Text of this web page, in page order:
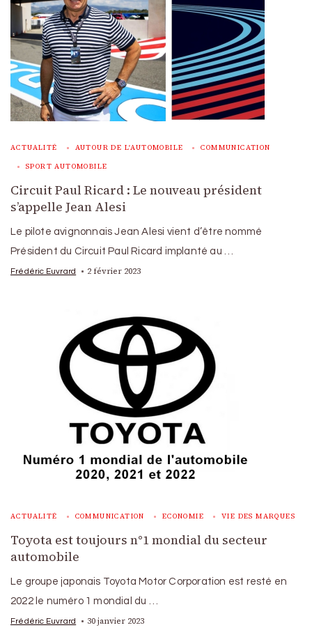
ACTUALITÉ AUTOUR DE L'AUTOMOBILE COMMUNICATION
SPORT AUTOMOBILE
Circuit Paul Ricard : Le nouveau président
s’appelle Jean Alesi
Le pilote avignonnais Jean Alesi vient d’être nommé
Président du Circuit Paul Ricard implanté au …
Frédéric Euvrard 2 février 2023
ACTUALITÉ COMMUNICATION ECONOMIE VIE DES MARQUES
Toyota est toujours n°1 mondial du secteur
automobile
Le groupe japonais Toyota Motor Corporation est resté en
2022 le numéro 1 mondial du …
Frédéric Euvrard 30 janvier 2023